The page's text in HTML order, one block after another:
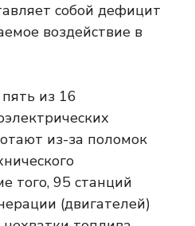
собой дефицит
воздействие в
из 16
из-за поломок
того, 95 станций
(двигателей)